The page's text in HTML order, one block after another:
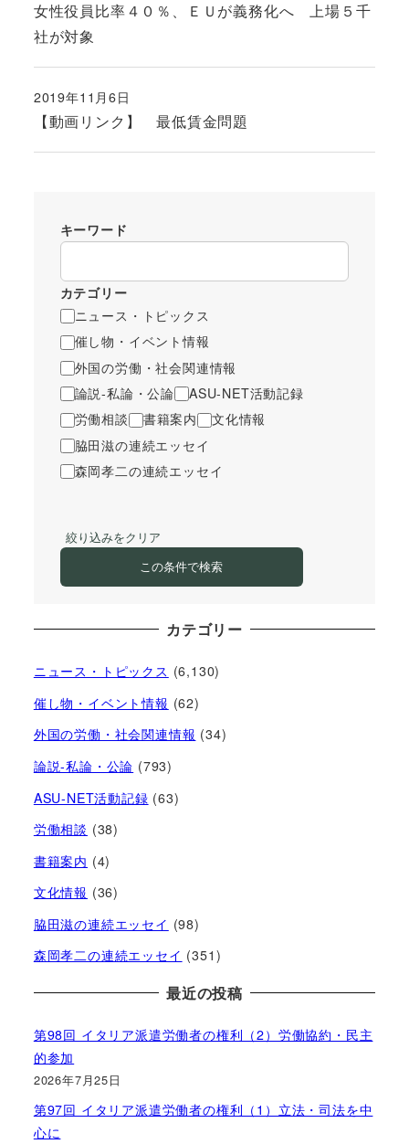
女性役員比率４０％、ＥＵが義務化へ 上場５千
社が対象
【動画リンク】 最低賃金問題
投稿日
2019年11月6日
キーワード
カテゴリー
ニュース・トピックス
催し物・イベント情報
外国の労働・社会関連情報
論説-私論・公論
ASU-NET活動記録
労働相談
書籍案内
文化情報
脇田滋の連続エッセイ
森岡孝二の連続エッセイ
絞り込みをクリア
この条件で検索
カテゴリー
ニュース・トピックス (6,130)
催し物・イベント情報 (62)
外国の労働・社会関連情報 (34)
論説-私論・公論 (793)
ASU-NET活動記録 (63)
労働相談 (38)
書籍案内 (4)
文化情報 (36)
脇田滋の連続エッセイ (98)
森岡孝二の連続エッセイ (351)
最近の投稿
第98回 イタリア派遣労働者の権利（2）労働協約・民主
的参加
2026年7月25日
第97回 イタリア派遣労働者の権利（1）立法・司法を中
心に